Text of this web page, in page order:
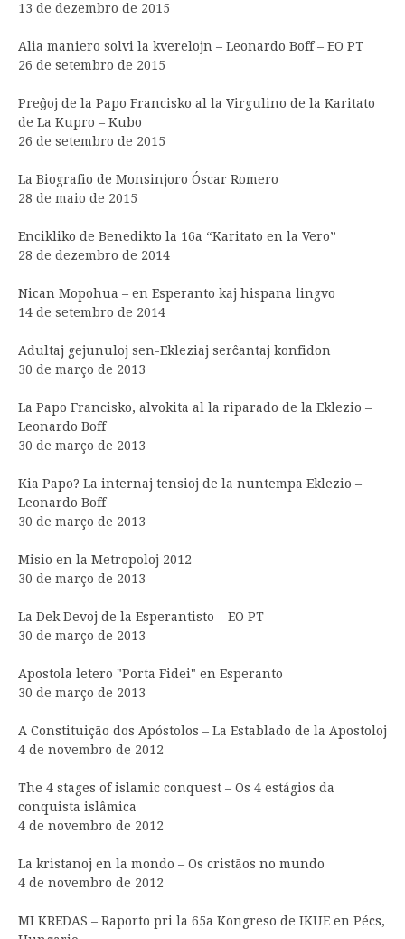
13 de dezembro de 2015
Alia maniero solvi la kverelojn – Leonardo Boff – EO PT
26 de setembro de 2015
Preĝoj de la Papo Francisko al la Virgulino de la Karitato
de La Kupro – Kubo
26 de setembro de 2015
La Biografio de Monsinjoro Óscar Romero
28 de maio de 2015
Encikliko de Benedikto la 16a “Karitato en la Vero”
28 de dezembro de 2014
Nican Mopohua – en Esperanto kaj hispana lingvo
14 de setembro de 2014
Adultaj gejunuloj sen-Ekleziaj serĉantaj konfidon
30 de março de 2013
La Papo Francisko, alvokita al la riparado de la Eklezio –
Leonardo Boff
30 de março de 2013
Kia Papo? La internaj tensioj de la nuntempa Eklezio –
Leonardo Boff
30 de março de 2013
Misio en la Metropoloj 2012
30 de março de 2013
La Dek Devoj de la Esperantisto – EO PT
30 de março de 2013
Apostola letero "Porta Fidei" en Esperanto
30 de março de 2013
A Constituição dos Apóstolos – La Establado de la Apostoloj
4 de novembro de 2012
The 4 stages of islamic conquest – Os 4 estágios da
conquista islâmica
4 de novembro de 2012
La kristanoj en la mondo – Os cristãos no mundo
4 de novembro de 2012
MI KREDAS – Raporto pri la 65a Kongreso de IKUE en Pécs,